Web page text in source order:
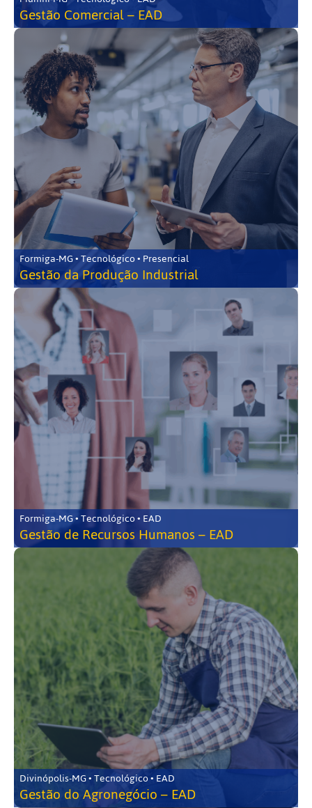
Gestão Comercial – EAD
Formiga-MG • Tecnológico • Presencial
Gestão da Produção Industrial
Formiga-MG • Tecnológico • EAD
Gestão de Recursos Humanos – EAD
Divinópolis-MG • Tecnológico • EAD
Gestão do Agronegócio – EAD